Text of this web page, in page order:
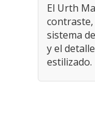
El Urth
sistema
y el
estilizado.